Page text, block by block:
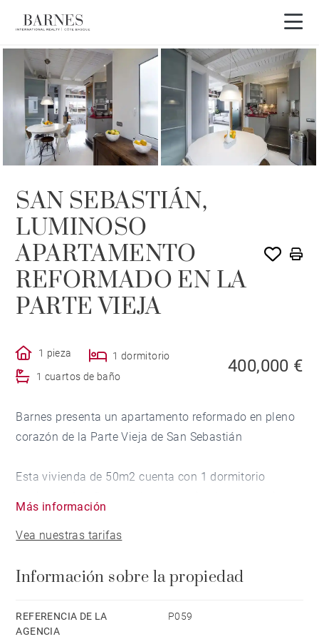
SAN SEBASTIÁN,
LUMINOSO
APARTAMENTO
REFORMADO EN LA
PARTE VIEJA
1 pieza
1 dormitorio
1 cuartos de baño
400,000 €
Barnes presenta un apartamento reformado en pleno
corazón de la Parte Vieja de San Sebastián
Esta vivienda de 50m2 cuenta con 1 dormitorio
un gran ventanal desde el que se aprecian los
sus vigas blancas, su luminosidad y una distribución
práctica que combina carácter urbano y diseño
Más información
Vea nuestras tarifas
Información sobre la propiedad
REFERENCIA DE LA
AGENCIA
P059